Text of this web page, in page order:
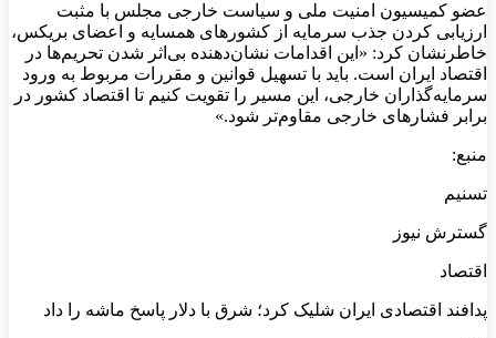
عضو کمیسیون امنیت ملی و سیاست خارجی مجلس با مثبت
ارزیابی کردن جذب سرمایه از کشورهای همسایه و اعضای بریکس،
خاطرنشان کرد: «این اقدامات نشان‌دهنده بی‌اثر شدن تحریم‌ها در
اقتصاد ایران است. باید با تسهیل قوانین و مقررات مربوط به ورود
سرمایه‌گذاران خارجی، این مسیر را تقویت کنیم تا اقتصاد کشور در
برابر فشارهای خارجی مقاوم‌تر شود.»
منبع:
تسنیم
گسترش نیوز
اقتصاد
پدافند اقتصادی ایران شلیک کرد؛ شرق با دلار پاسخ ماشه را داد